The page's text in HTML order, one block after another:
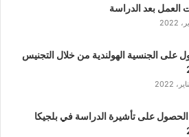
العمل بعد الدراسة
على الجنسية الهولندية من خلال التجنيس
الحصول على تأشيرة الدراسة في بلجيكا